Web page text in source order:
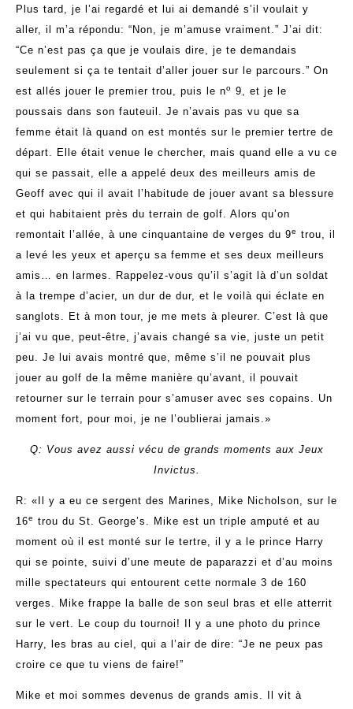
Plus tard, je l’ai regardé et lui ai demandé s’il voulait y
aller, il m’a répondu: “Non, je m’amuse vraiment.” J’ai dit:
“Ce n’est pas ça que je voulais dire, je te demandais
seulement si ça te tentait d’aller jouer sur le parcours.” On
est allés jouer le premier trou, puis le no 9, et je le
poussais dans son fauteuil. Je n’avais pas vu que sa
femme était là quand on est montés sur le premier tertre de
départ. Elle était venue le chercher, mais quand elle a vu ce
qui se passait, elle a appelé deux des meilleurs amis de
Geoff avec qui il avait l’habitude de jouer avant sa blessure
et qui habitaient près du terrain de golf. Alors qu’on
remontait l’allée, à une cinquantaine de verges du 9e
trou, il
a levé les yeux et aperçu sa femme et ses deux meilleurs
amis… en larmes. Rappelez-vous qu’il s’agit là d’un soldat
à la trempe d’acier, un dur de dur, et le voilà qui éclate en
sanglots. Et à mon tour, je me mets à pleurer. C’est là que
j’ai vu que, peut-être, j’avais changé sa vie, juste un petit
peu. Je lui avais montré que, même s’il ne pouvait plus
jouer au golf de la même manière qu’avant, il pouvait
retourner sur le terrain pour s’amuser avec ses copains. Un
moment fort, pour moi, je ne l’oublierai jamais.»
Q: Vous avez aussi vécu de grands moments aux Jeux
Invictus.
R: «Il y a eu ce sergent des Marines, Mike Nicholson, sur le
16e
trou du St. George’s. Mike est un triple amputé et au
moment où il est monté sur le tertre, il y a le prince Harry
qui se pointe, suivi d’une meute de paparazzi et d’au moins
mille spectateurs qui entourent cette normale 3 de 160
verges. Mike frappe la balle de son seul bras et elle atterrit
sur le vert. Le coup du tournoi! Il y a une photo du prince
Harry, les bras au ciel, qui a l’air de dire: “Je ne peux pas
croire ce que tu viens de faire!”
Mike et moi sommes devenus de grands amis. Il vit à